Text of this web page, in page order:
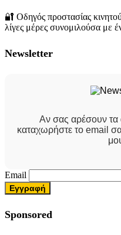
🔐 Οδηγός προστασίας
λίγες μέρες συνομιλούσα με
Newsletter
Αν σας αρέσουν τα
καταχωρήστε το email
Email
Sponsored